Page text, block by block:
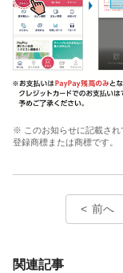
※ このお知らせに記載され
登録商標または商標です。
前へ
関連記事